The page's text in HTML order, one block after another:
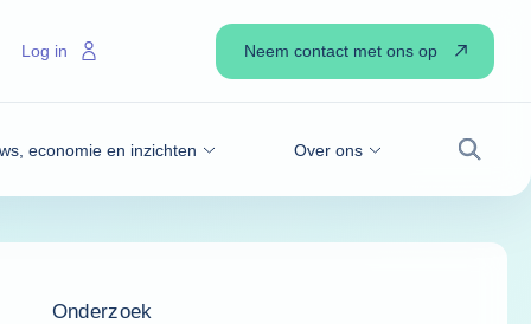
economie en inzichten Over ons
Zoek
Log in Neem contact met ons op
Onderzoek